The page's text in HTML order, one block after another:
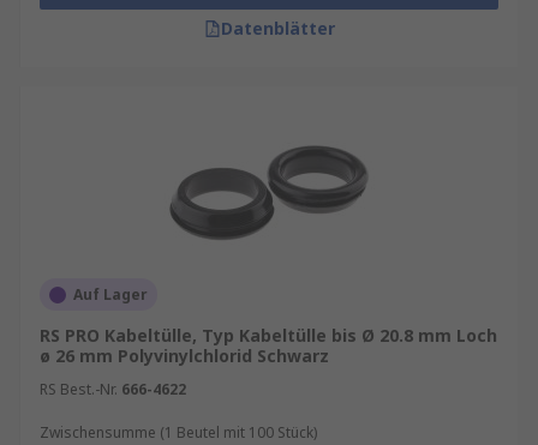
Datenblätter
Auf Lager
RS PRO Kabeltülle, Typ Kabeltülle bis Ø 20.8 mm Loch
ø 26 mm Polyvinylchlorid Schwarz
RS Best.-Nr. 666-4622
Zwischensumme (1 Beutel mit 100 Stück)